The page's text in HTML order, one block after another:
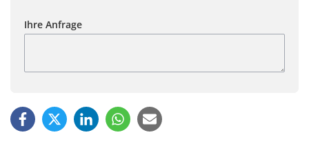
Ihre Anfrage